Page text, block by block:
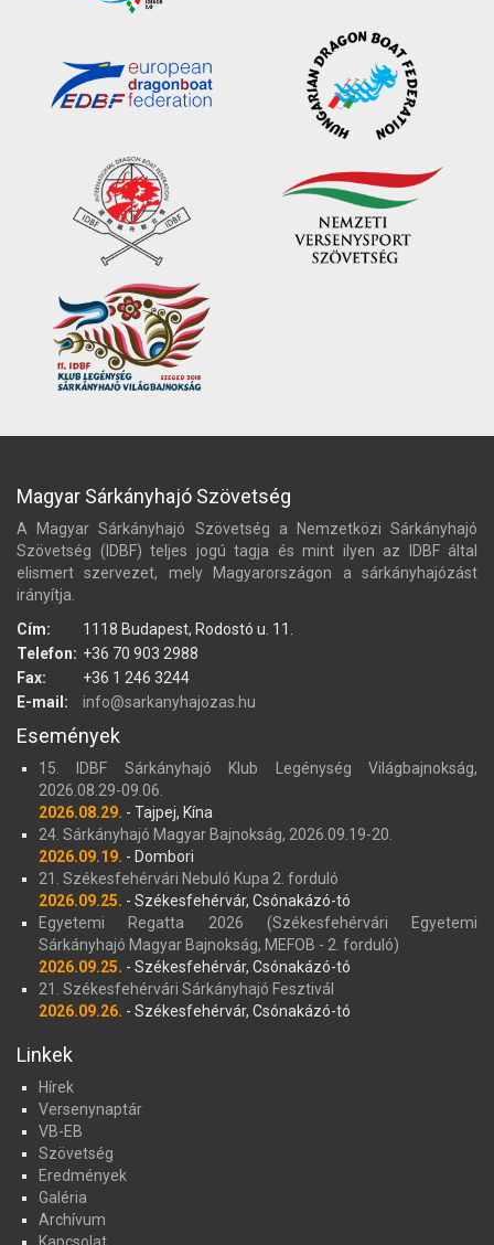
Magyar Sárkányhajó Szövetség
A Magyar Sárkányhajó Szövetség a Nemzetközi Sárkányhajó
Szövetség (IDBF) teljes jogú tagja és mint ilyen az IDBF által
elismert szervezet, mely Magyarországon a sárkányhajózást
irányítja.
Cím:
1118 Budapest, Rodostó u. 11.
Telefon: +36 70 903 2988
Fax:
+36 1 246 3244
E-mail:
info@sarkanyhajozas.hu
Események
15. IDBF Sárkányhajó Klub Legénység Világbajnokság,
2026.08.29-09.06.
2026.08.29. - Tajpej, Kína
24. Sárkányhajó Magyar Bajnokság, 2026.09.19-20.
2026.09.19. - Dombori
21. Székesfehérvári Nebuló Kupa 2. forduló
2026.09.25. - Székesfehérvár, Csónakázó-tó
Egyetemi Regatta 2026 (Székesfehérvári Egyetemi
Sárkányhajó Magyar Bajnokság, MEFOB - 2. forduló)
2026.09.25. - Székesfehérvár, Csónakázó-tó
21. Székesfehérvári Sárkányhajó Fesztivál
2026.09.26. - Székesfehérvár, Csónakázó-tó
Linkek
Hírek
Versenynaptár
VB-EB
Szövetség
Eredmények
Galéria
Archívum